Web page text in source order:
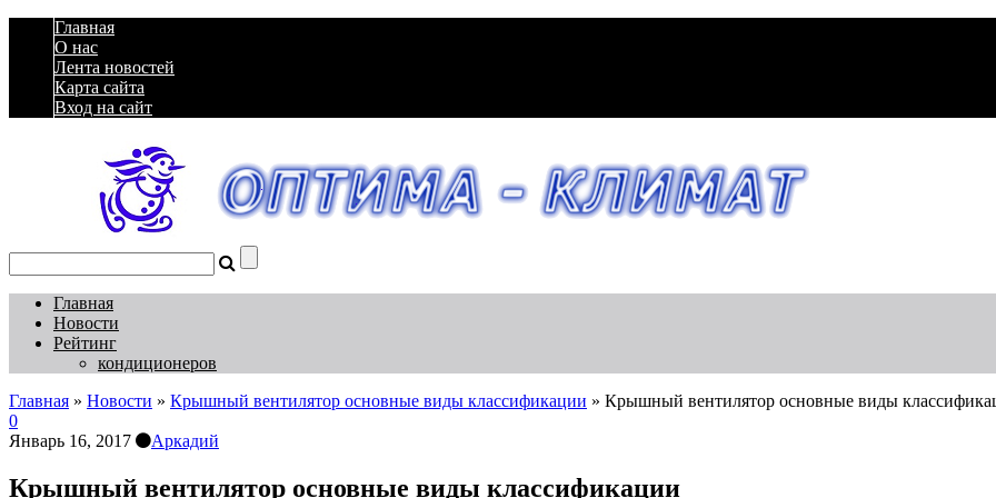
Главная
О нас
Лента новостей
Карта сайта
Вход на сайт
Главная
Новости
Рейтинг
кондиционеров
Главная » Новости » Крышный вентилятор основные виды классификации » Крышный вентилятор основные виды
0
Январь 16, 2017
Аркадий
Крышный вентилятор основные виды классификации